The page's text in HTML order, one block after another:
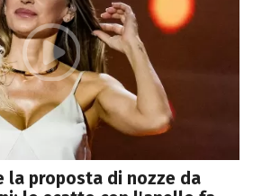
la proposta di nozze da